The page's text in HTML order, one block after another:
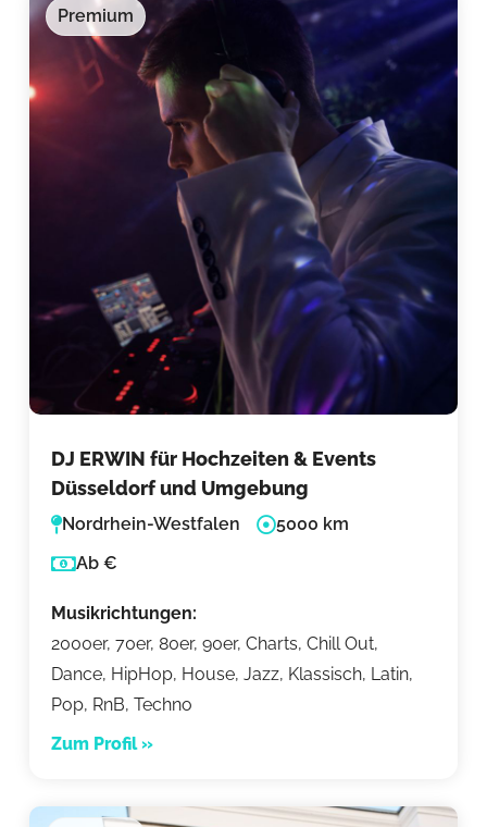
Premium
DJ ERWIN für Hochzeiten & Events
Düsseldorf und Umgebung
Nordrhein-Westfalen
5000 km
Ab €
Musikrichtungen:
2000er, 70er, 80er, 90er, Charts, Chill Out,
Dance, HipHop, House, Jazz, Klassisch, Latin,
Pop, RnB, Techno
Zum Profil »